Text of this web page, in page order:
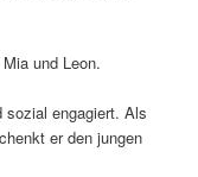
und Leon.
sozial engagiert. Als
er den jungen